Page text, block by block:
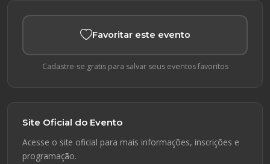
Favoritar este evento
Cadastre-se gratis para salvar seus eventos favoritos
Site Oficial do Evento
Acesse o site oficial para mais informações, inscrições e
programação.